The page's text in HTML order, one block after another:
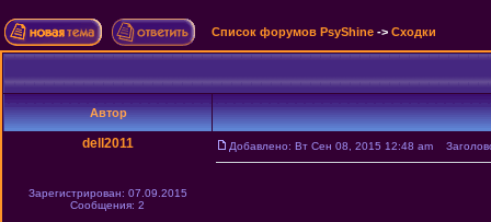
Список форумов PsyShine -> Сходки
Автор
dell2011
Зарегистрирован: 07.09.2015
Сообщения: 2
Добавлено: Вт Сен 08, 2015 12:48 am